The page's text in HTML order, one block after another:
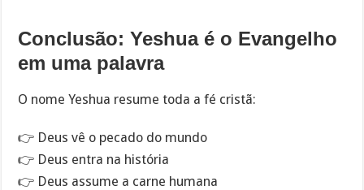
Conclusão: Yeshua é o Evangelho
em uma palavra
O nome Yeshua resume toda a fé cristã:
👉 Deus vê o pecado do mundo
👉 Deus entra na história
👉 Deus assume a carne humana